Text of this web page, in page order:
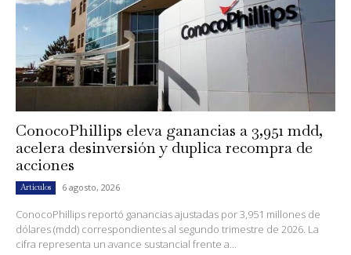
ConocoPhillips eleva ganancias a 3,951 mdd,
acelera desinversión y duplica recompra de
acciones
Artículos 6 agosto, 2026
ConocoPhillips reportó ganancias ajustadas por 3,951 millones de
dólares (mdd) correspondientes al segundo trimestre de 2026. La
cifra representa un avance sustancial frente a...